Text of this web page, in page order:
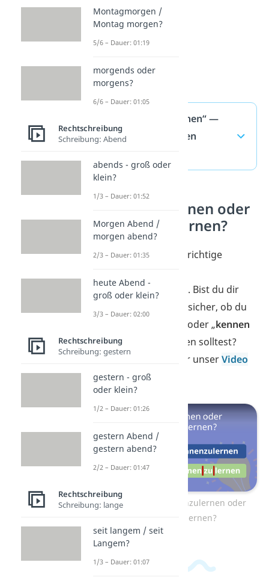
„vonstattengehen“ —
häufigste Fragen
kennenzulernen oder
kennen zu lernen?
Jetzt kennst du die richtige
„vonstattengehen“. Bist du dir
auch manchmal unsicher, ob du
“ oder „kennen
zu lernen
“ schreiben solltest?
Dann schau dir hier unserVideo
dazu an.
Zum Video: kennenzulernen oder
kennen zu lernen?
Montagmorgen /
Montag morgen?
5/6 – Dauer: 01:19
morgends oder
morgens?
6/6 – Dauer: 01:05
Rechtschreibung
Schreibung: Abend
abends - groß oder
klein?
1/3 – Dauer: 01:52
Morgen Abend /
morgen abend?
2/3 – Dauer: 01:35
heute Abend -
groß oder klein?
3/3 – Dauer: 02:00
Rechtschreibung
Schreibung: gestern
gestern - groß
oder klein?
1/2 – Dauer: 01:26
gestern Abend /
gestern abend?
2/2 – Dauer: 01:47
Rechtschreibung
Schreibung: lange
seit langem / seit
Langem?
1/3 – Dauer: 01:07